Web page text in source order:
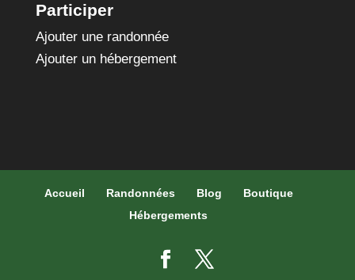
Participer
Ajouter une randonnée
Ajouter un hébergement
Accueil Randonnées Blog
Boutique
Hébergements